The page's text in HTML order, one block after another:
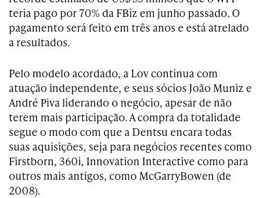
teria pago por 70% da FBiz em junho passado. O
pagamento será feito em três anos e está atrelado
a resultados.
Pelo modelo acordado, a Lov continua com
atuação independente, e seus sócios João Muniz e
André Piva liderando o negócio, apesar de não
terem mais participação. A compra da totalidade
segue o modo com que a Dentsu encara todas
suas aquisições, seja para negócios recentes como
Firstborn, 360i, Innovation Interactive como para
outros mais antigos, como McGarryBowen (de
2008).